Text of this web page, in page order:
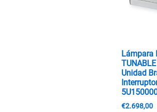
Lámpara
Unidad
€2.698,00